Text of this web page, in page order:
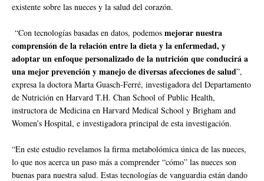
existente sobre las nueces y la salud del corazón.
“Con tecnologías basadas en datos, podemos mejorar nuestra
comprensión de la relación entre la dieta y la enfermedad, y
adoptar un enfoque personalizado de la nutrición que conducirá a
una mejor prevención y manejo de diversas afecciones de salud”,
expresa la doctora Marta Guasch-Ferré, investigadora del Departamento
de Nutrición en Harvard T.H. Chan School of Public Health,
instructora de Medicina en Harvard Medical School y Brigham and
Women’s Hospital, e investigadora principal de esta investigación.
“En este estudio revelamos la firma metabolómica única de las nueces,
lo que nos acerca un paso más a comprender “cómo” las nueces son
buenas para nuestra salud. Estas tecnologías de vanguardia están dando